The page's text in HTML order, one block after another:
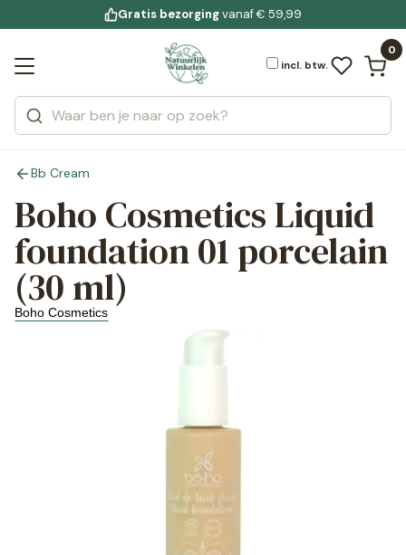
Jouw bewuste leefstijl
voor 19:00 uur besteld
Gratis bezorgingvanaf € 59,99
incl. btw.
0
Zoeken
Categorieën
Merken
Bekijk alle resultaten
Bb Cream
Boho Cosmetics Liquid
foundation 01 porcelain
(30 ml)
Boho Cosmetics